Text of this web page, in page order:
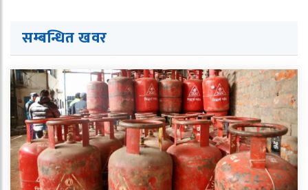
सम्बन्धित खवर